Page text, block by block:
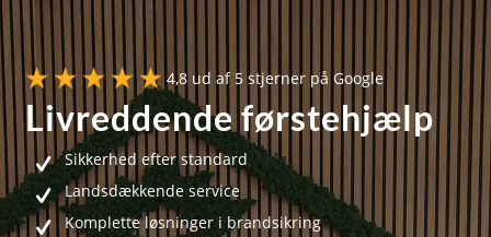
4,8 ud af 5 stjerner på Google
Livreddende førstehjælp
Sikkerhed efter standard
Landsdækkende service
Komplette løsninger i brandsikring